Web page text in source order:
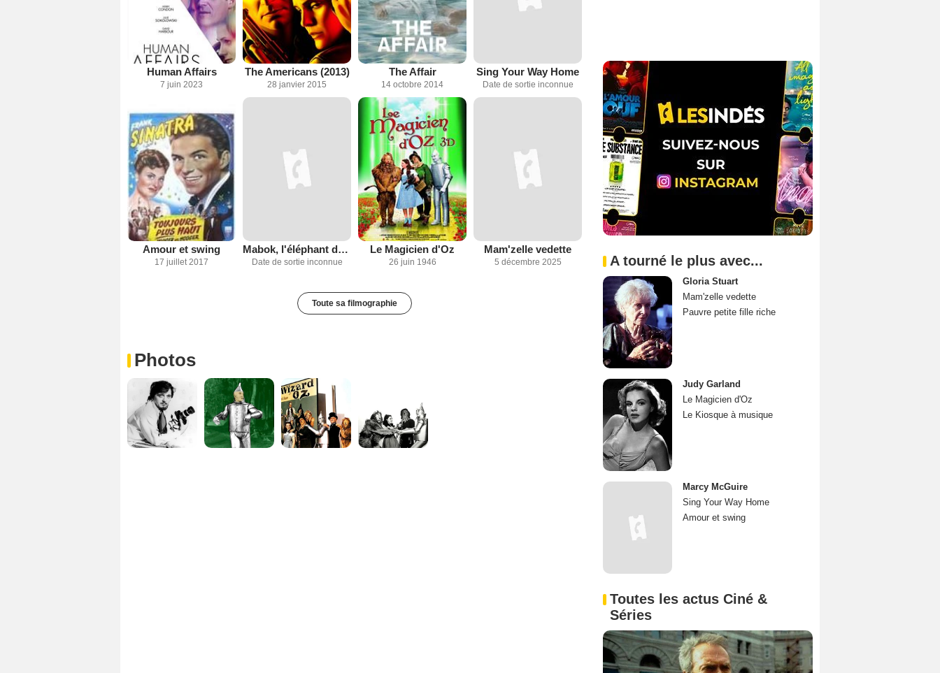
Human Affairs
7 juin 2023
The Americans (2013)
28 janvier 2015
The Affair
14 octobre 2014
Sing Your Way Home
Date de sortie inconnue
Amour et swing
17 juillet 2017
Mabok, l'éléphant du diable
Date de sortie inconnue
Le Magicien d'Oz
26 juin 1946
Mam'zelle vedette
5 décembre 2025
Toute sa filmographie
Photos
A tourné le plus avec...
Gloria Stuart
Mam'zelle vedette
Pauvre petite fille riche
Judy Garland
Le Magicien d'Oz
Le Kiosque à musique
Marcy McGuire
Sing Your Way Home
Amour et swing
Toutes les actus Ciné &
Séries